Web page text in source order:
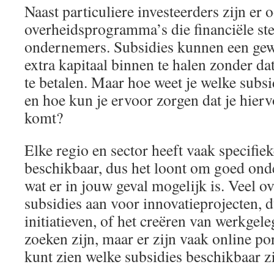
Naast particuliere investeerders zijn er
overheidsprogramma’s die financiële
ondernemers. Subsidies kunnen een
extra kapitaal binnen te halen zonder
te betalen. Maar hoe weet je welke
en hoe kun je ervoor zorgen dat je
komt?
Elke regio en sector heeft vaak
beschikbaar, dus het loont om goed
wat er in jouw geval mogelijk is. Veel
subsidies aan voor innovatieprojecten,
initiatieven, of het creëren van
zoeken zijn, maar er zijn vaak online
kunt zien welke subsidies beschikbaar